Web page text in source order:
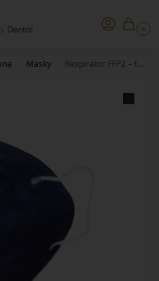
0
Masky Respirátor FFP2 – tmavo modrý, 10ks